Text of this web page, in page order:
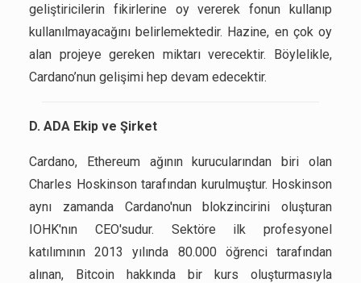
geliştiricilerin fikirlerine oy vererek fonun kullanıp
kullanılmayacağını belirlemektedir. Hazine, en çok oy
alan projeye gereken miktarı verecektir. Böylelikle,
Cardano’nun gelişimi hep devam edecektir.
D. ADA Ekip ve Şirket
Cardano, Ethereum ağının kurucularından biri olan
Charles Hoskinson tarafından kurulmuştur. Hoskinson
aynı zamanda Cardano'nun blokzincirini oluşturan
IOHK'nın CEO'sudur. Sektöre ilk profesyonel
katılımının 2013 yılında 80.000 öğrenci tarafından
alınan, Bitcoin hakkında bir kurs oluşturmasıyla